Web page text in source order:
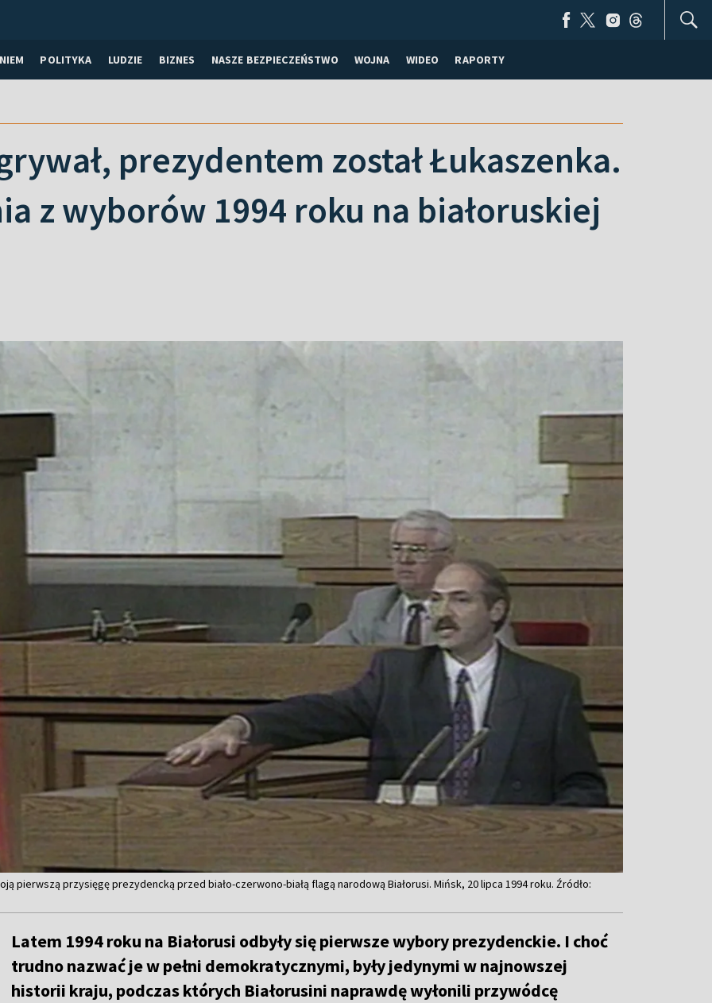
POLITYKA LUDZIE BIZNES NASZE BEZPIECZEŃSTWO WOJNA WIDEO RAPORTY
prezydentem został Łukaszenka.
z wyborów 1994 roku na białoruskiej
pierwszą przysięgę prezydencką przed biało-czerwono-białą flagą narodową Białorusi. Mińsk, 20 lipca 1994 roku. Źródło:
Latem 1994 roku na Białorusi odbyły się pierwsze wybory prezydenckie. I choć
trudno nazwać je w pełni demokratycznymi, były jedynymi w najnowszej
historii kraju, podczas których Białorusini naprawdę wyłonili przywódcę